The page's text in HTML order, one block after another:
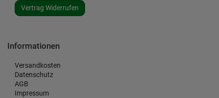
Vertrag Widerrufen
Informationen
Versandkosten
Datenschutz
AGB
Impressum